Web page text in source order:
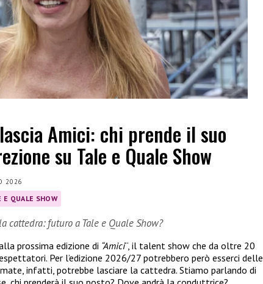
Amici: chi prende il suo
su Tale e Quale Show
2026
E QUALE SHOW
cattedra: futuro a Tale e Quale Show?
prossima edizione di “Amici“, il talent show che da oltre 20
Per l’edizione 2026/27 potrebbero però esserci delle
infatti, potrebbe lasciare la cattedra. Stiamo parlando di